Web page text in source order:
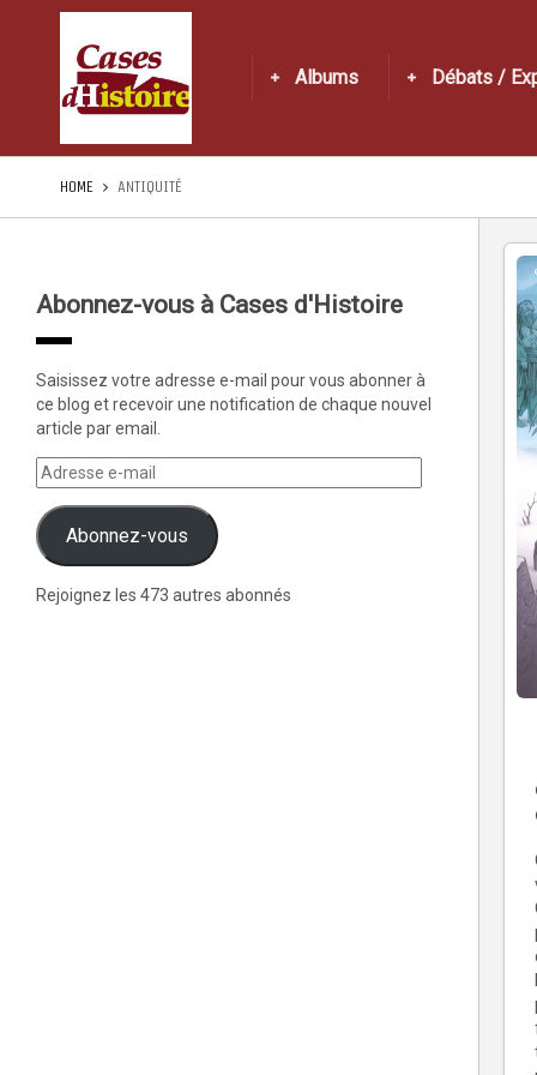
Albums Débats /
HOME ANTIQUITÉ
Abonnez-vous à Cases d'Histoire
Saisissez votre adresse e-mail pour vous abonner à
ce blog et recevoir une notification de chaque nouvel
article par email.
Abonnez-vous
Rejoignez les 473 autres abonnés